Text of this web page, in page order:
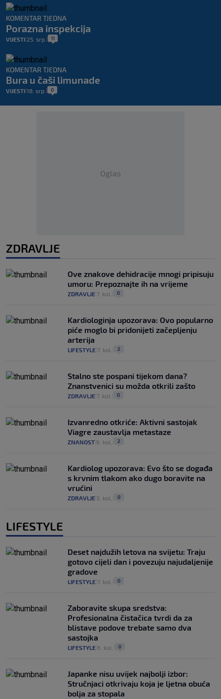
KOMENTAR TJEDNA
Porazna inspekcija
VIJESTI 25. srp. 11
KOMENTAR TJEDNA
Bura u čaši limunade
VIJESTI 18. srp. 0
Oglas
ZDRAVLJE
Ove znakove dehidracije mnogi pripisuju
umoru: Prepoznajte ih na vrijeme
ZDRAVLJE 7. kol. 0
Kardiologinja upozorava: Ovo popularno
piće moglo bi pridonijeti začepljenju
arterija
LIFESTYLE 7. kol. 2
Stalno ste pospani tijekom dana?
Znanstvenici su možda otkrili zašto
ZDRAVLJE 7. kol. 0
Izvanredno otkriće: Aktivni sastojak
Viagre zaustavlja metastaze
ZNANOST 6. kol. 2
Kardiolog upozorava: Evo što se događa
s krvnim tlakom ako dugo boravite na
vrućini
ZDRAVLJE 5. kol. 0
LIFESTYLE
Deset najdužih letova na svijetu: Traju
gotovo cijeli dan i povezuju najudaljenije
gradove
LIFESTYLE 7. kol. 0
Zaboravite skupa sredstva:
Profesionalna čistačica tvrdi da za
blistave podove trebate samo dva
sastojka
LIFESTYLE 6. kol. 0
Japanke nisu uvijek najbolji izbor:
Stručnjaci otkrivaju koja je ljetna obuća
bolja za stopala